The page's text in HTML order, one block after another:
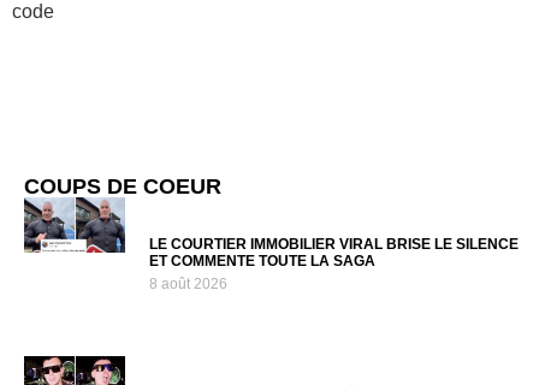
code
COUPS DE COEUR
LE COURTIER IMMOBILIER VIRAL BRISE LE SILENCE
ET COMMENTE TOUTE LA SAGA
8 août 2026